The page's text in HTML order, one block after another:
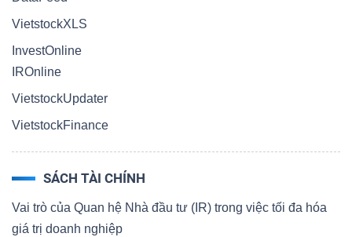
VietstockXLS
InvestOnline
IROnline
VietstockUpdater
VietstockFinance
SÁCH TÀI CHÍNH
Vai trò của Quan hệ Nhà đầu tư (IR) trong việc tối đa hóa
giá trị doanh nghiệp